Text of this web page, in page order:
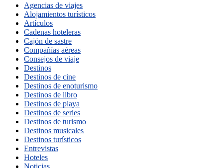
Agencias de viajes
Alojamientos turísticos
Artículos
Cadenas hoteleras
Cajón de sastre
Compañías aéreas
Consejos de viaje
Destinos
Destinos de cine
Destinos de enoturismo
Destinos de libro
Destinos de playa
Destinos de series
Destinos de turismo
Destinos musicales
Destinos turísticos
Entrevistas
Hoteles
Noticias